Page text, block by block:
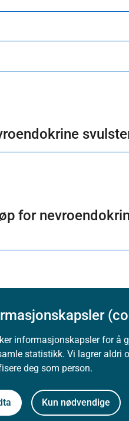
informasjonskapsler for å
statistikk. Vi lagrer aldri
deg som person.
Kun nødvendige
for